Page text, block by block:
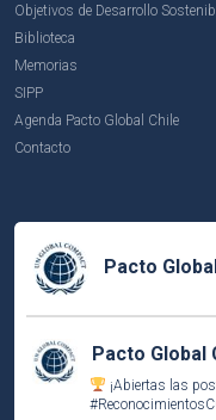
Objetivos de Desarrollo
Biblioteca
Memorias
SIPP
Agenda Pacto Global Chile
Contacto
Pacto
Pacto Global
¡Abiertas las